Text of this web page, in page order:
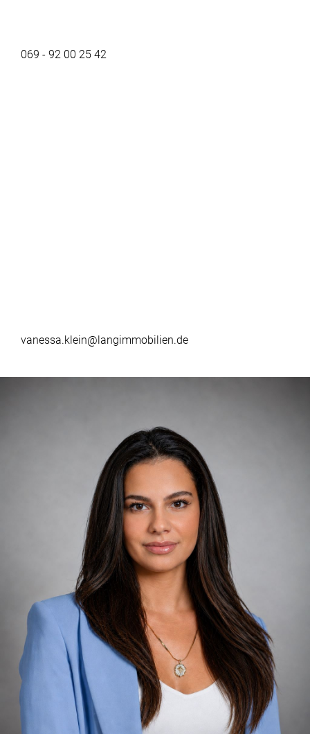
069 - 92 00 25 42
vanessa.klein@langimmobilien.de